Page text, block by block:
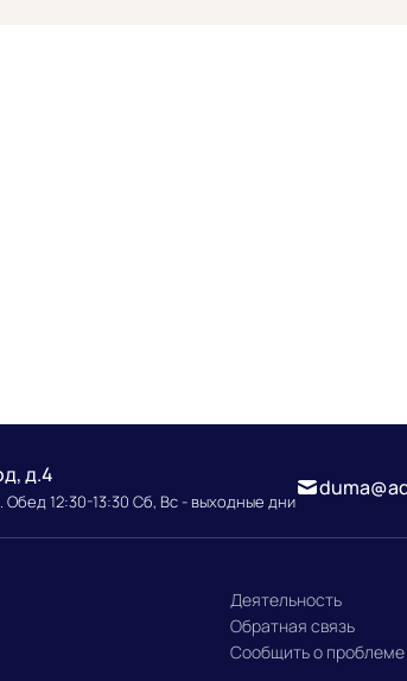
д.4
12:30-13:30 Сб, Вс - выходные дни
Деятельность
Обратная связь
Сообщить о проблеме